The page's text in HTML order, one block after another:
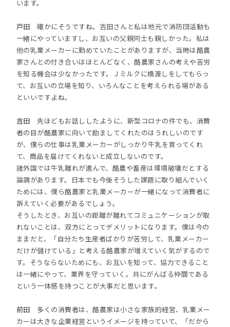
います。
戸田 確かにそうですね。吉田さんと私は地元で消防団活動も
一緒にやっていますし、お互いの父親同士も親しかった。私は
他の乳業メーカーに勤めていたことがありますが、当時は酪農
家さんとの付き合いはほとんどなく、酪農家さんの考えや苦労
を知る機会は少なかったです。Ｊミルクに橋渡しをしてもらっ
て、お互いの立場を知り、いろんなことを考えられる場がある
といいですよね。
吉田 先ほどもお話ししたように、新型コロナの件でも、消費
者の目が酪農家に向いて励ましてくれたのはうれしいのです
が、僕らの仕事は乳業メーカーがしっかり牛乳を買ってくれ
て、商品を届けてくれないと成立しないのです。
諸外国では牛乳離れが進んで、酪農や畜産は環境破壊だとする
論調があります。日本でも今後そうした課題に取り組んでいく
ためには、僕ら酪農家と乳業メーカーが一緒になって消費者に
訴えていく必要があるでしょう。
そうしたとき、お互いの距離が離れてコミュニケーションが取
れないことは、双方にとってデメリットになります。僕は今の
ままだと、「自分たち生産者ばかりが苦労して、乳業メーカー
だけが儲けている」と考える酪農家が増えていく気がするので
す。そうならないためにも、お互いを知って、協力できること
は一緒にやって、業界を守っていく。共にがんばる仲間である
という一体感を持つことが大事だと思います。
前田 多くの消費者は、酪農家は小さな家族的経営、乳業メー
カーは大きな企業経営というイメージを持っていて、「だから